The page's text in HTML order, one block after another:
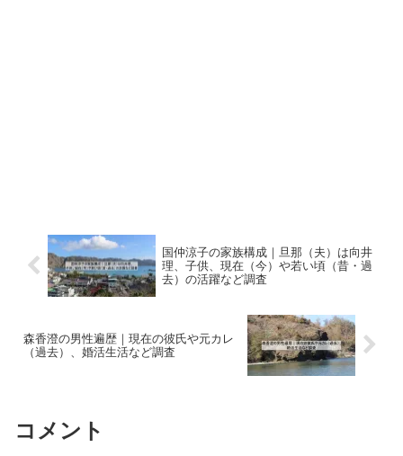
国仲涼子の家族構成｜旦那（夫）は向井
理、子供、現在（今）や若い頃（昔・過
去）の活躍など調査
森香澄の男性遍歴｜現在の彼氏や元カレ
（過去）、婚活生活など調査
コメント